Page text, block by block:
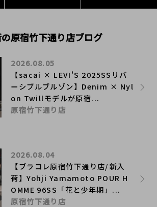
原宿竹下通り店ブログ
【sacai × LEVI'S 2025SSリバ
ーシブルブルゾン】Denim × Nyl
on Twillモデルが原宿...
2026.08.05
原宿竹下通り店
【ブラコレ原宿竹下通り店/新入
荷】Yohji Yamamoto POUR H
OMME 96SS「花と少年期」...
2026.08.04
原宿竹下通り店